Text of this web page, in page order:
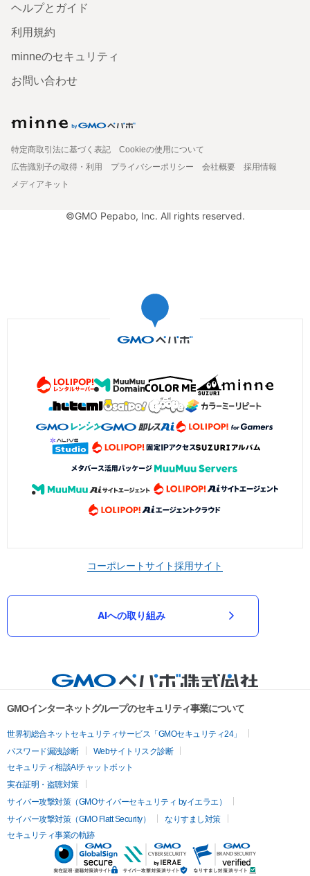
ヘルプとガイド
利用規約
minneのセキュリティ
お問い合わせ
特定商取引法に基づく表記
Cookieの使用について
広告識別子の取得・利用
プライバシーポリシー 会社概要
採用情報
メディアキット
©GMO Pepabo, Inc. All rights reserved.
コーポレートサイト採用サイト
AIへの取り組み
GMOインターネットグループのセキュリティ事業について
世界初総合ネットセキュリティサービス「GMOセキュリティ24」
パスワード漏洩診断
Webサイトリスク診断
セキュリティ相談AIチャットボット
実在証明・盗聴対策
サイバー攻撃対策（GMOサイバーセキュリティ byイエラエ）
サイバー攻撃対策（GMO Flatt Security）
なりすまし対策
セキュリティ事業の軌跡